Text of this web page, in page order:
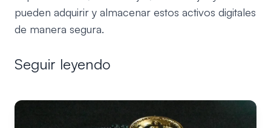
pueden adquirir y almacenar estos activos digitales
de manera segura.
Seguir leyendo